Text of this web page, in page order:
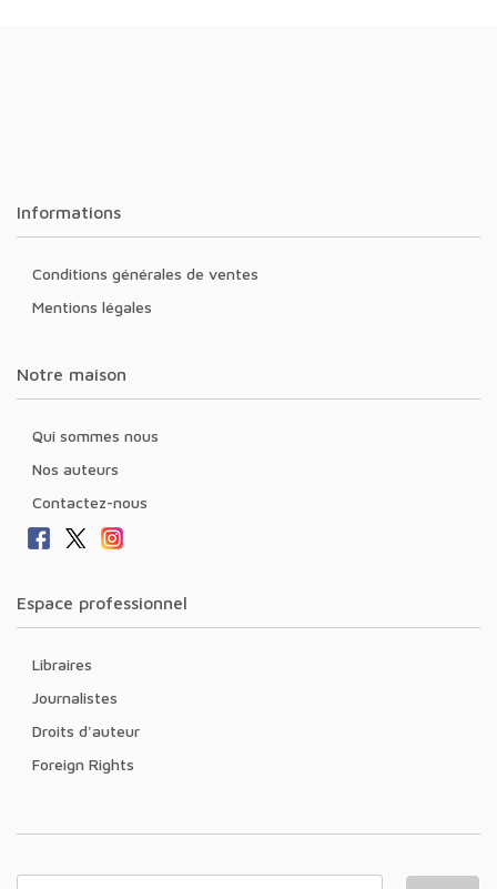
Informations
Conditions générales de ventes
Mentions légales
Notre maison
Qui sommes nous
Nos auteurs
Contactez-nous
Espace professionnel
Libraires
Journalistes
Droits d'auteur
Foreign Rights